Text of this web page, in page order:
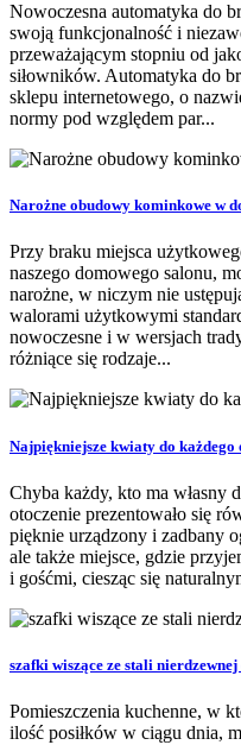
Nowoczesna automatyka do
swoją funkcjonalność i
przeważającym stopniu od
siłowników. Automatyka do
sklepu internetowego, o
normy pod względem par...
Narożne obudowy kominkowe w
Przy braku miejsca
naszego domowego salonu,
narożne, w niczym nie
walorami użytkowymi
nowoczesne i w wersjach
różniące się rodzaje...
Najpiękniejsze kwiaty do każdego
Chyba każdy, kto ma własny
otoczenie prezentowało się
pięknie urządzony i zadbany
ale także miejsce, gdzie
i gośćmi, ciesząc się
szafki wiszące ze stali
Pomieszczenia kuchenne, w
ilość posiłków w ciągu dnia,